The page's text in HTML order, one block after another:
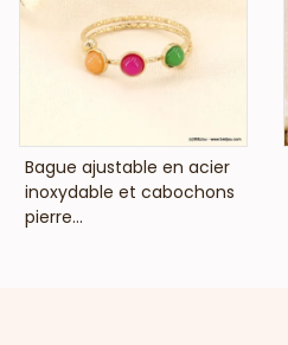
VOIR LE PRIX
Bague ajustable en acier
inoxydable et cabochons
pierre...